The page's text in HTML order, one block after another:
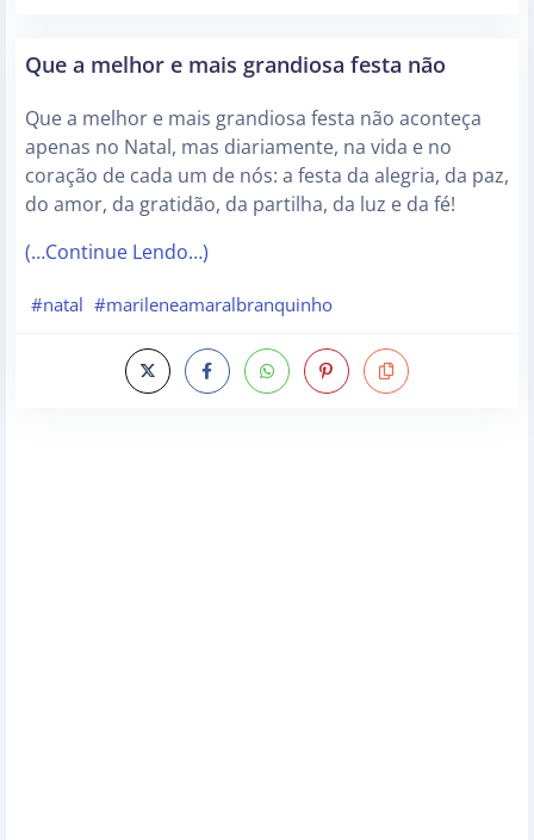
Que a melhor e mais grandiosa festa não
Que a melhor e mais grandiosa festa não aconteça
apenas no Natal, mas diariamente, na vida e no
coração de cada um de nós: a festa da alegria, da paz,
do amor, da gratidão, da partilha, da luz e da fé!
(…Continue Lendo…)
#natal #marileneamaralbranquinho